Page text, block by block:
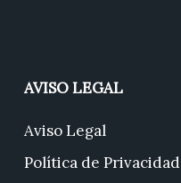
AVISO LEGAL
Aviso Legal
Política de Privacidad